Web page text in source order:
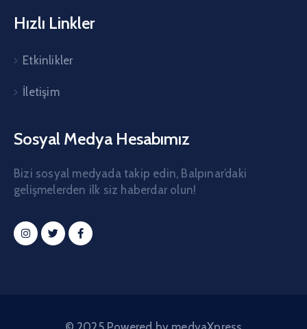
Hızlı Linkler
Etkinlikler
İletişim
Sosyal Medya Hesabımız
Bizi sosyal medyada takip edin, Balpınar’daki
gelişmelerden ilk siz haberdar olun!